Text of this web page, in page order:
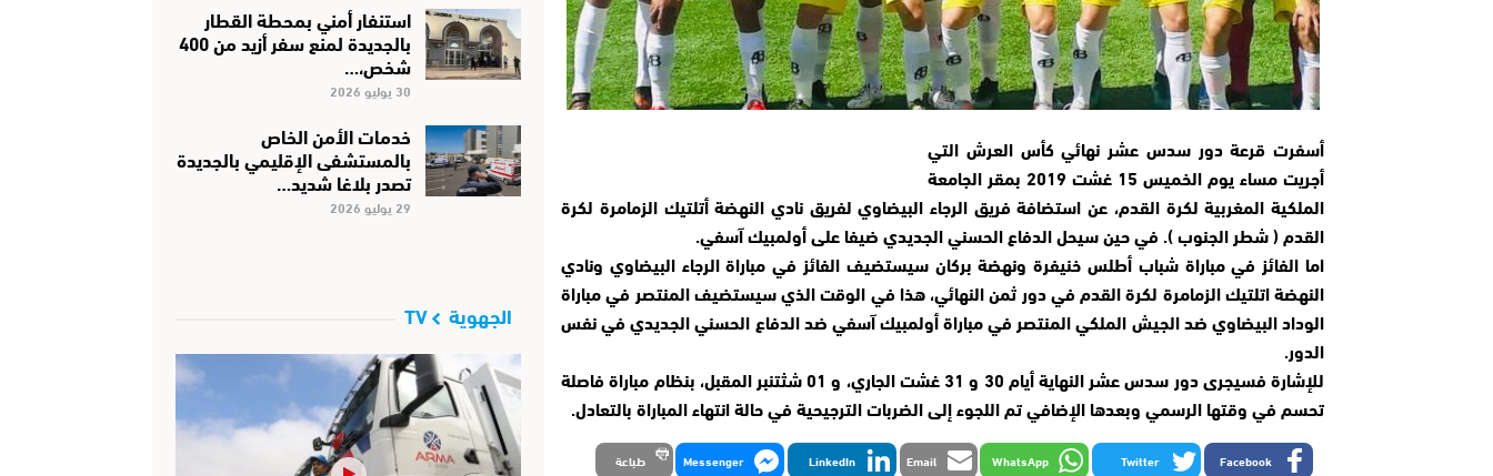
أسفرت قرعة دور سدس عشر نهائي كأس العرش التي
أجريت مساء يوم الخميس 15 غشت 2019 بمقر الجامعة
الملكية المغربية لكرة القدم، عن استضافة فريق الرجاء البيضاوي لفريق نادي النهضة أتلتيك الزمامرة لكرة
القدم ( شطر الجنوب ). في حين سيحل الدفاع الحسني الجديدي ضيفا على أولمبيك آسفي.
اما الفائز في مباراة شباب أطلس خنيفرة ونهضة بركان سيستضيف الفائز في مباراة الرجاء البيضاوي ونادي
النهضة اتلتيك الزمامرة لكرة القدم في دور ثمن النهائي، هذا في الوقت الذي سيستضيف المنتصر في مباراة
الوداد البيضاوي ضد الجيش الملكي المنتصر في مباراة أولمبيك آسفي ضد الدفاع الحسني الجديدي في نفس
الدور.
للإشارة فسيجرى دور سدس عشر النهاية أيام 30 و 31 غشت الجاري، و 01 شثتنبر المقبل، بنظام مباراة فاصلة
تحسم في وقتها الرسمي وبعدها الإضافي تم اللجوء إلى الضربات الترجيحية في حالة انتهاء المباراة بالتعادل.
Facebook
Twitter
WhatsApp
Email
LinkedIn
Messenger طباعة
استنفار أمني بمحطة القطار
بالجديدة لمنع سفر أزيد من 400
شخص،…
30 يوليو 2026
خدمات الأمن الخاص
بالمستشفى الإقليمي بالجديدة
تصدر بلاغا شديد…
29 يوليو 2026
الجهوية TV